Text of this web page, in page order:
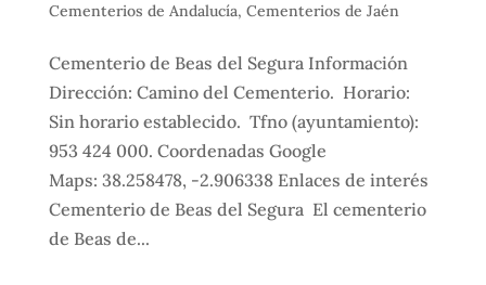
Cementerios de Andalucía, Cementerios de Jaén
Cementerio de Beas del Segura Información
Dirección: Camino del Cementerio. Horario:
Sin horario establecido. Tfno (ayuntamiento):
953 424 000. Coordenadas Google
Maps: 38.258478, -2.906338 Enlaces de interés
Cementerio de Beas del Segura El cementerio
de Beas de...